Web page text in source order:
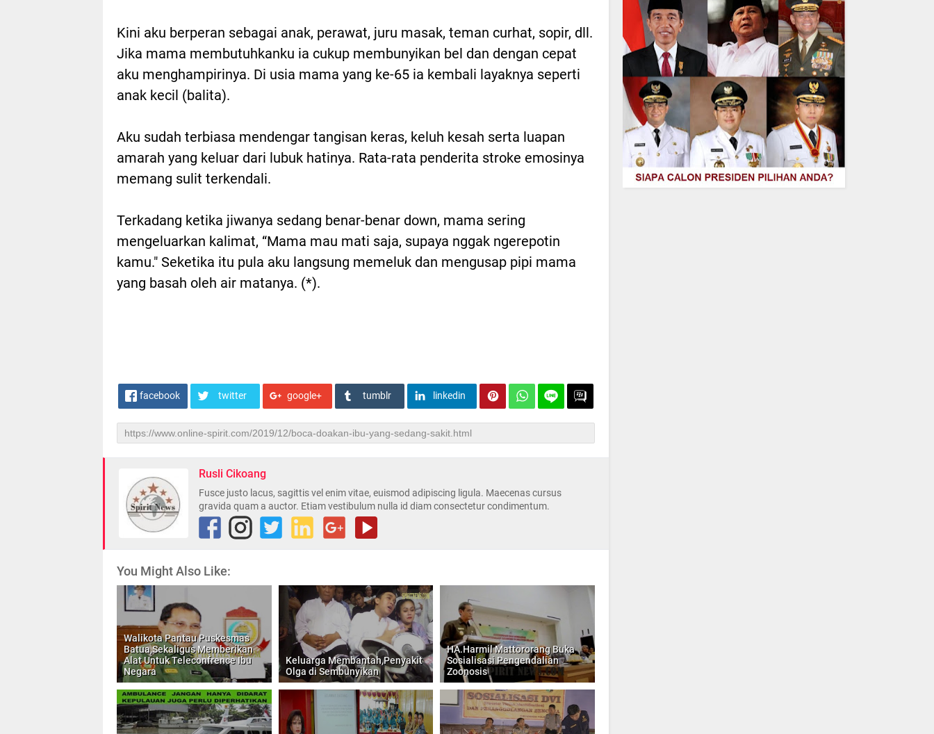
Kini aku berperan sebagai anak, perawat, juru masak, teman curhat, sopir, dll.
Jika mama membutuhkanku ia cukup membunyikan bel dan dengan cepat
aku menghampirinya. Di usia mama yang ke-65 ia kembali layaknya seperti
anak kecil (balita).
Aku sudah terbiasa mendengar tangisan keras, keluh kesah serta luapan
amarah yang keluar dari lubuk hatinya. Rata-rata penderita stroke emosinya
memang sulit terkendali.
Terkadang ketika jiwanya sedang benar-benar down, mama sering
mengeluarkan kalimat, “Mama mau mati saja, supaya nggak ngerepotin
kamu." Seketika itu pula aku langsung memeluk dan mengusap pipi mama
yang basah oleh air matanya. (*).
facebook twitter google+ tumblr linkedin
Rusli Cikoang
Fusce justo lacus, sagittis vel enim vitae, euismod adipiscing ligula. Maecenas cursus
gravida quam a auctor. Etiam vestibulum nulla id diam consectetur condimentum.
You Might Also Like:
Walikota Pantau Puskesmas
Batua,Sekaligus Memberikan
Alat Untuk Teleconfrence Ibu
Negara
Keluarga Membantah,Penyakit
Olga di Sembunyikan
HA.Harmil Mattororang Buka
Sosialisasi Pengendalian
Zoonosis